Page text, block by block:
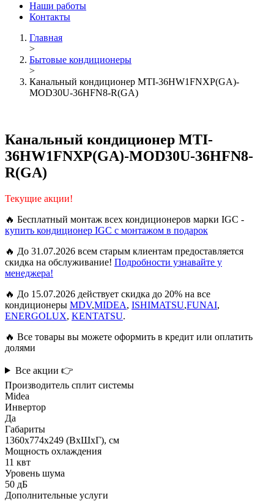
Наши работы
Контакты
Главная
>
Бытовые кондиционеры
>
Канальный кондиционер MTI-36HW1FNXP(GA)-
MOD30U-36HFN8-R(GA)
Канальный кондиционер MTI-
36HW1FNXP(GA)-MOD30U-36HFN8-
R(GA)
Текущие акции!
🔥 Бесплатный монтаж всех кондиционеров марки IGC -
купить кондиционер IGC с монтажом в подарок
🔥 До 31.07.2026 всем старым клиентам предоставляется
скидка на обслуживание! Подробности узнавайте у
менеджера!
🔥 До 15.07.2026 действует скидка до 20% на все
кондиционеры MDV,MIDEA, ISHIMATSU,FUNAI,
ENERGOLUX, KENTATSU.
🔥 Все товары вы можете оформить в кредит или оплатить
долями
Все акции 👉
Производитель сплит системы
Midea
Инвертор
Да
Габариты
1360х774х249 (ВхШхГ), см
Мощность охлаждения
11 квт
Уровень шума
50 дБ
Дополнительные услуги